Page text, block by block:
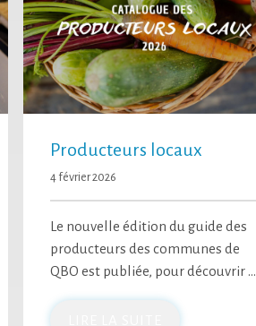
Producteurs locaux
4 février 2026
Le nouvelle édition du guide des
producteurs des communes de
QBO est publiée, pour découvrir …